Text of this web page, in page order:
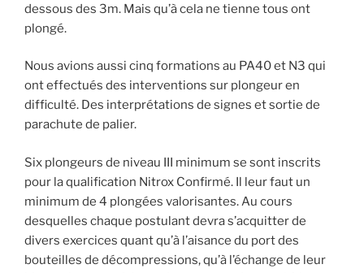
dessous des 3m. Mais qu’à cela ne tienne tous ont
plongé.
Nous avions aussi cinq formations au PA40 et N3 qui
ont effectués des interventions sur plongeur en
difficulté. Des interprétations de signes et sortie de
parachute de palier.
Six plongeurs de niveau III minimum se sont inscrits
pour la qualification Nitrox Confirmé. Il leur faut un
minimum de 4 plongées valorisantes. Au cours
desquelles chaque postulant devra s’acquitter de
divers exercices quant qu’à l’aisance du port des
bouteilles de décompressions, qu’à l’échange de leur